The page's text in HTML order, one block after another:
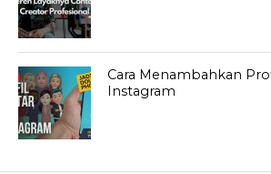
Cara Menambahkan
Instagram